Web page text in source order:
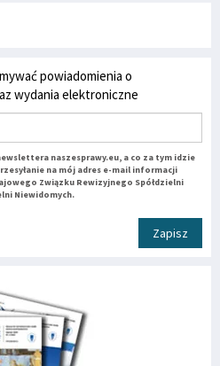
powiadomienia o
wydania elektroniczne
naszesprawy.eu, a co za tym idzie
na mój adres e-mail informacji
Związku Rewizyjnego Spółdzielni
Niewidomych.
Zapisz